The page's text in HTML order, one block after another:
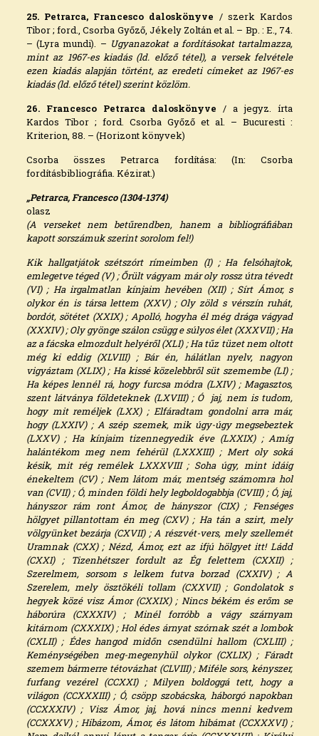
25. Petrarca, Francesco daloskönyve / szerk Kardos
Tibor ; ford., Csorba Győző, Jékely Zoltán et al. – Bp. : E., 74.
– (Lyra mundi). – Ugyanazokat a fordításokat tartalmazza,
mint az 1967-es kiadás (ld. előző tétel), a versek felvétele
ezen kiadás alapján történt, az eredeti címeket az 1967-es
kiadás (ld. előző tétel) szerint közlöm.
26. Francesco Petrarca daloskönyve / a jegyz. írta
Kardos Tibor ; ford. Csorba Győző et al. – Bucuresti :
Kriterion, 88. – (Horizont könyvek)
Csorba összes Petrarca fordítása: (In: Csorba
fordításbibliográfia. Kézirat.)
„Petrarca, Francesco (1304-1374)
olasz
(A verseket nem betűrendben, hanem a bibliográfiában
kapott sorszámuk szerint sorolom fel!)
Kik hallgatjátok szétszórt rímeimben (I) ; Ha felsóhajtok,
emlegetve téged (V) ; Őrült vágyam már oly rossz útra tévedt
(VI) ; Ha irgalmatlan kínjaim hevében (XII) ; Sírt Ámor, s
olykor én is társa lettem (XXV) ; Oly zöld s vérszín ruhát,
bordót, sötétet (XXIX) ; Apolló, hogyha él még drága vágyad
(XXXIV) ; Oly gyönge szálon csügg e súlyos élet (XXXVII) ; Ha
az a fácska elmozdult helyéről (XLI) ; Ha tűz tüzet nem oltott
még ki eddig (XLVIII) ; Bár én, hálátlan nyelv, nagyon
vigyáztam (XLIX) ; Ha kissé közelebbről süt szemembe (LI) ;
Ha képes lennél rá, hogy furcsa módra (LXIV) ; Magasztos,
szent látványa földeteknek (LXVIII) ; Ó jaj, nem is tudom,
hogy mit reméljek (LXX) ; Elfáradtam gondolni arra már,
hogy (LXXIV) ; A szép szemek, mik úgy-úgy megsebeztek
(LXXV) ; Ha kínjaim tizennegyedik éve (LXXIX) ; Amíg
halántékom meg nem fehérül (LXXXIII) ; Mert oly soká
késik, mit rég remélek LXXXVIII ; Soha úgy, mint idáig
énekeltem (CV) ; Nem látom már, mentség számomra hol
van (CVII) ; Ó, minden földi hely legboldogabbja (CVIII) ; Ó, jaj,
hányszor rám ront Ámor, de hányszor (CIX) ; Fenséges
hölgyet pillantottam én meg (CXV) ; Ha tán a szirt, mely
völgyünket bezárja (CXVII) ; A részvét-vers, mely szellemét
Uramnak (CXX) ; Nézd, Ámor, ezt az ifjú hölgyet itt! Ládd
(CXXI) ; Tizenhétszer fordult az Ég felettem (CXXII) ;
Szerelmem, sorsom s lelkem futva borzad (CXXIV) ; A
Szerelem, mely ösztökéli tollam (CXXVII) ; Gondolatok s
hegyek közé visz Ámor (CXXIX) ; Nincs békém és erőm se
háborúra (CXXXIV) ; Minél forróbb a vágy szárnyam
kitárnom (CXXXIX) ; Hol édes árnyat szórnak szét a lombok
(CXLII) ; Édes hangod midőn csendülni hallom (CXLIII) ;
Keménységében meg-megenyhül olykor (CXLIX) ; Fáradt
szemem bármerre tétovázhat (CLVIII) ; Miféle sors, kényszer,
furfang vezérel (CCXXI) ; Milyen boldoggá tett, hogy a
világon (CCXXXIII) ; Ó, csöpp szobácska, háborgó napokban
(CCXXXIV) ; Visz Ámor, jaj, hová nincs menni kedvem
(CCXXXV) ; Hibázom, Ámor, és látom hibámat (CCXXXVI) ;